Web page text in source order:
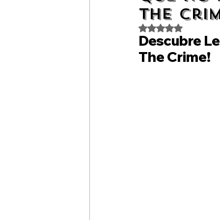
Calendario Gastronómico
República Dominicana La
The
Obtuvo NaN de 5
Descubre
The Crime!